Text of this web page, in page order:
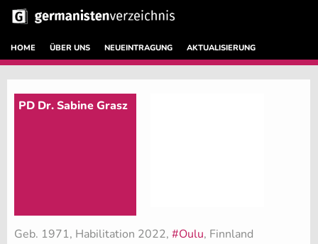
HOME ÜBER UNS NEUEINTRAGUNG AKTUALISIERUNG
PD Dr. Sabine Grasz
Geb. 1971, Habilitation 2022, #Oulu, Finnland